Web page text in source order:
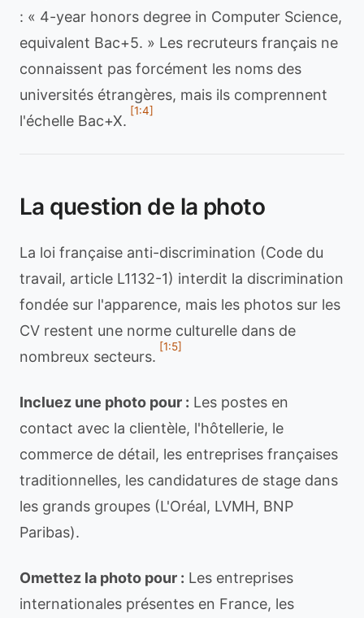
: « 4-year honors degree in Computer Science,
equivalent Bac+5. » Les recruteurs français ne
connaissent pas forcément les noms des
universités étrangères, mais ils comprennent
l'échelle Bac+X.
[1:4]
La question de la photo
La loi française anti-discrimination (Code du
travail, article L1132-1) interdit la discrimination
fondée sur l'apparence, mais les photos sur les
CV restent une norme culturelle dans de
nombreux secteurs.
[1:5]
Incluez une photo pour : Les postes en
contact avec la clientèle, l'hôtellerie, le
commerce de détail, les entreprises françaises
traditionnelles, les candidatures de stage dans
les grands groupes (L'Oréal, LVMH, BNP
Paribas).
Omettez la photo pour : Les entreprises
internationales présentes en France, les